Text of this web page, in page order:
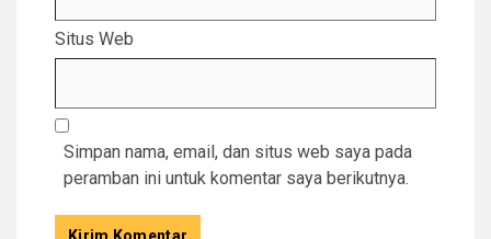
Situs Web
Simpan nama, email, dan situs web saya pada
peramban ini untuk komentar saya berikutnya.